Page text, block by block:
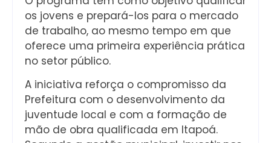
os jovens e prepará-los para o mercado
de trabalho, ao mesmo tempo em que
oferece uma primeira experiência prática
no setor público.
A iniciativa reforça o compromisso da
Prefeitura com o desenvolvimento da
juventude local e com a formação de
mão de obra qualificada em Itapoá.